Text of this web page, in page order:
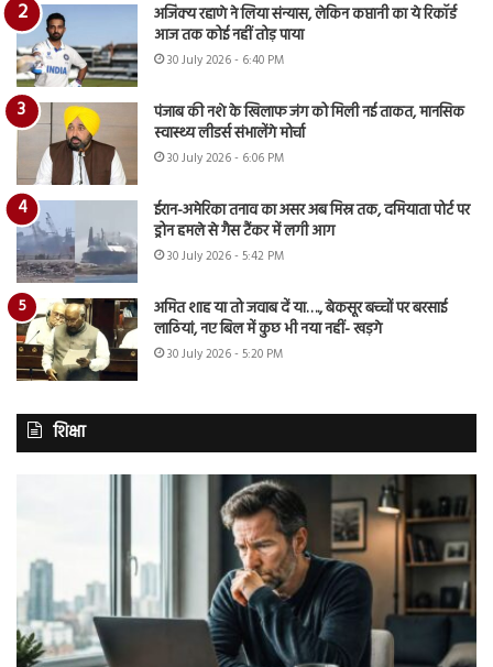
अजिंक्य रहाणे ने लिया संन्यास, लेकिन कप्तानी का ये रिकॉर्ड
आज तक कोई नहीं तोड़ पाया
30 July 2026 - 6:40 PM
पंजाब की नशे के खिलाफ जंग को मिली नई ताकत, मानसिक
स्वास्थ्य लीडर्स संभालेंगे मोर्चा
30 July 2026 - 6:06 PM
ईरान-अमेरिका तनाव का असर अब मिस्र तक, दमियाता पोर्ट पर
ड्रोन हमले से गैस टैंकर में लगी आग
30 July 2026 - 5:42 PM
अमित शाह या तो जवाब दें या…., बेकसूर बच्चों पर बरसाई
लाठियां, नए बिल में कुछ भी नया नहीं- खड़गे
30 July 2026 - 5:20 PM
शिक्षा